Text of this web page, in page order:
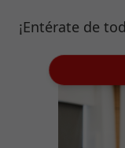
¡Entérate de